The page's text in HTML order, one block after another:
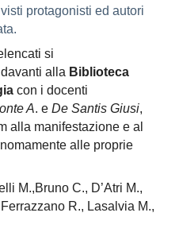
protagonisti ed autori
si
davanti alla Biblioteca
con i docenti
A. e De Santis Giusi,
alla manifestazione e al
alle proprie
M.,Bruno C., D’Atri M.,
R., Lasalvia M.,